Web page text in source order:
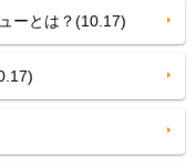
ーとは？(10.17)